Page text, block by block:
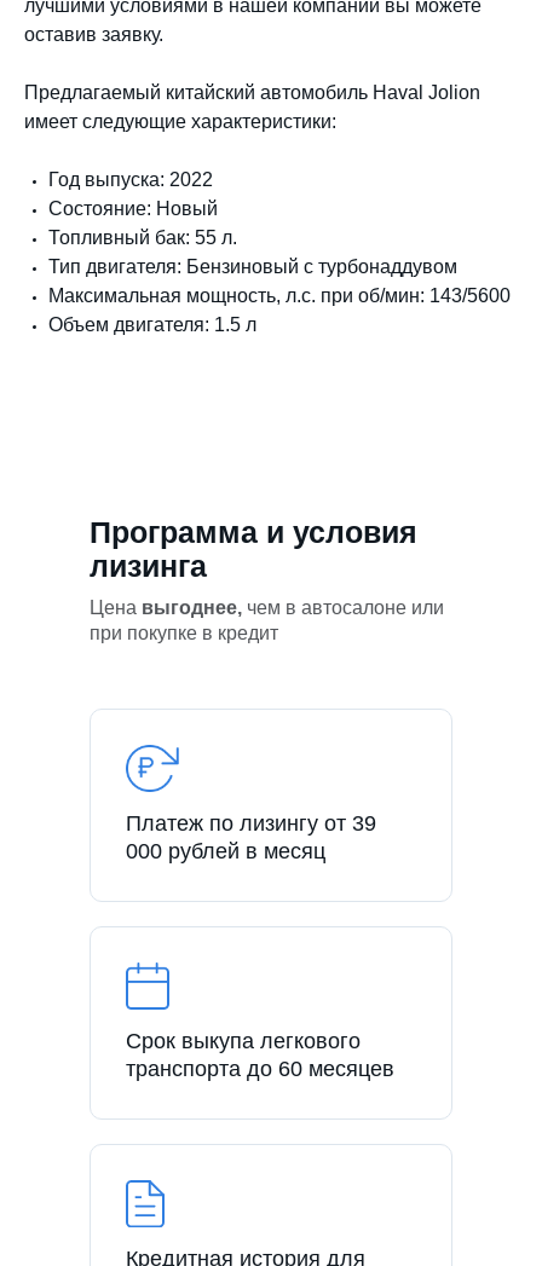
лучшими условиями в нашей компании вы можете
оставив заявку.
Предлагаемый китайский автомобиль Haval Jolion
имеет следующие характеристики:
Год выпуска: 2022
Состояние: Новый
Топливный бак: 55 л.
Тип двигателя: Бензиновый с турбонаддувом
Максимальная мощность, л.с. при об/мин: 143/5600
Объем двигателя: 1.5 л
Программа и условия
лизинга
Цена выгоднее, чем в автосалоне или
при покупке в кредит
Платеж по лизингу от 39
000 рублей в месяц
Срок выкупа легкового
транспорта до 60 месяцев
Кредитная история для